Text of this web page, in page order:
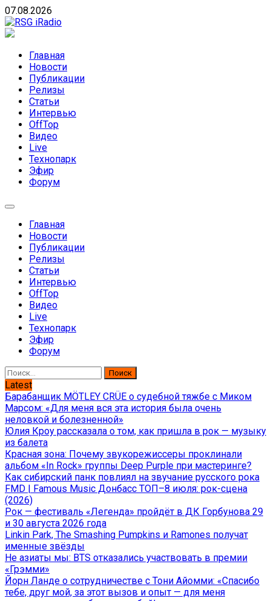
Skip
to
content
07.08.2026
направлений без возрастных ограничений
Главная
Новости
Публикации
Релизы
Статьи
Интервью
OffTop
Видео
Live
Технопарк
Эфир
Форум
Главная
Новости
Публикации
Релизы
Статьи
Интервью
OffTop
Видео
Live
Технопарк
Эфир
Форум
Найти:
Latest
Барабанщик MÖTLEY CRÜE о судебной тяжбе с Миком
Марсом: «Для меня вся эта история была очень
неловкой и болезненной»
Юлия Кроу рассказала о том, как пришла в рок — музыку
из балета
Красная зона: Почему звукорежиссеры проклинали
альбом «In Rock» группы Deep Purple при мастеринге?
Как сибирский панк повлиял на звучание русского рока
FMD | Famous Music Донбасс ТОП–8 июля: рок-сцена
(2026)
Рок — фестиваль «Легенда» пройдёт в ДК Горбунова 29
и 30 августа 2026 года
Linkin Park, The Smashing Pumpkins и Ramones получат
именные звёзды
Не азиаты мы: BTS отказались участвовать в премии
«Грэмми»
Йорн Ланде о сотрудничестве с Тони Айомми: «Спасибо
тебе, друг мой, за этот вызов и опыт — для меня